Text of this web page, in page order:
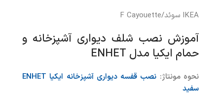
IKEA سوئد/F Cayouette
آموزش نصب شلف دیواری آشپزخانه و
حمام ایکیا مدل ENHET
نحوه مونتاژ: نصب قفسه دیواری آشپزخانه ایکیا ENHET
سفید